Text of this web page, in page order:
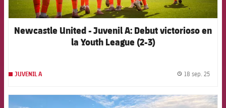
Newcastle United - Juvenil A: Debut victorioso en
la Youth League (2-3)
JUVENIL A 18 sep. 25
FCB Barcelona badge